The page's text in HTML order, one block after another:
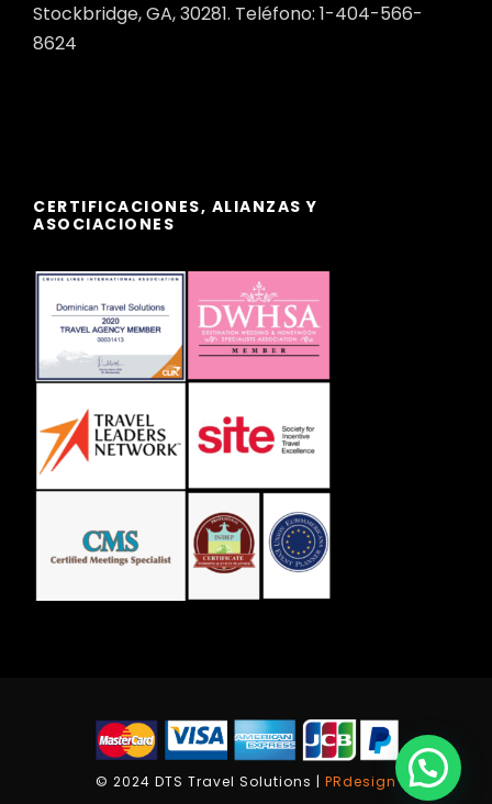
Stockbridge, GA, 30281. Teléfono: 1-404-566-
8624
CERTIFICACIONES, ALIANZAS Y
ASOCIACIONES
© 2024 DTS Travel Solutions | PRdesign